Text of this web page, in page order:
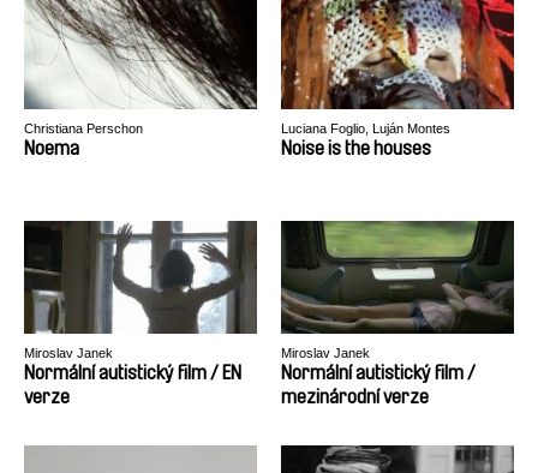
Christiana Perschon
Noema
Luciana Foglio, Luján Montes
Noise is the houses
Miroslav Janek
Normální autistický film / EN
verze
Miroslav Janek
Normální autistický film /
mezinárodní verze